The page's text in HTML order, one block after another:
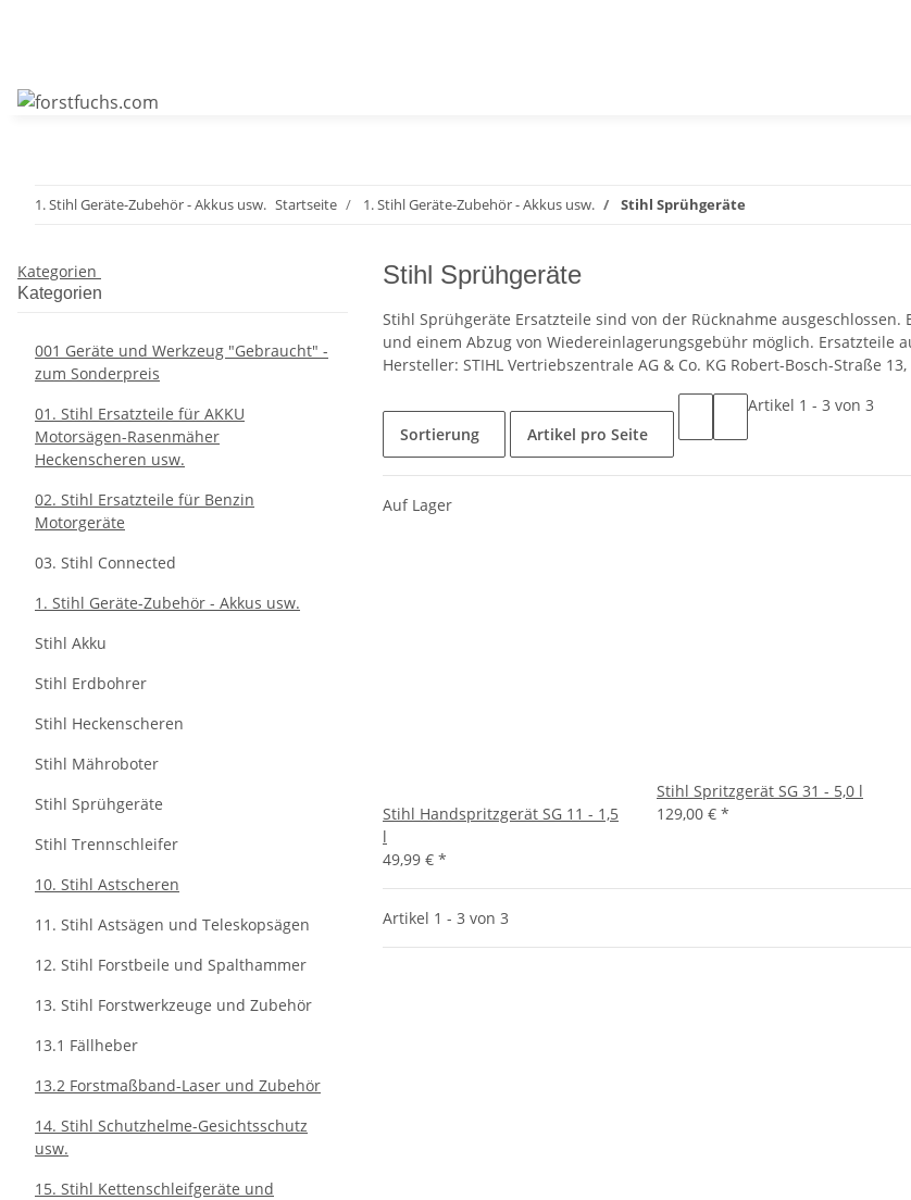
1. Stihl Geräte-Zubehör - Akkus usw. Startseite 1. Stihl Geräte-Zubehör - Akkus usw. Stihl Sprühgeräte
Stihl Sprühgeräte
Stihl Sprühgeräte Ersatzteile sind von der Rücknahme
und einem Abzug von Wiedereinlagerungsgebühr möglich. Ersatzteile
Hersteller: STIHL Vertriebszentrale AG & Co. KG Robert-Bosch-Straße
Sortierung Artikel pro Seite
Artikel 1 - 3 von 3
Auf Lager
Stihl Handspritzgerät SG 11 - 1,5
l
49,99 € *
Stihl Spritzgerät SG 31 - 5,0 l
129,00 € *
Artikel 1 - 3 von 3
Kategorien
Kategorien
001 Geräte und Werkzeug "Gebraucht" -
zum Sonderpreis
01. Stihl Ersatzteile für AKKU
Motorsägen-Rasenmäher
Heckenscheren usw.
02. Stihl Ersatzteile für Benzin
Motorgeräte
03. Stihl Connected
1. Stihl Geräte-Zubehör - Akkus usw.
Stihl Akku
Stihl Erdbohrer
Stihl Heckenscheren
Stihl Mähroboter
Stihl Sprühgeräte
Stihl Trennschleifer
10. Stihl Astscheren
11. Stihl Astsägen und Teleskopsägen
12. Stihl Forstbeile und Spalthammer
13. Stihl Forstwerkzeuge und Zubehör
13.1 Fällheber
13.2 Forstmaßband-Laser und Zubehör
14. Stihl Schutzhelme-Gesichtsschutz
usw.
15. Stihl Kettenschleifgeräte und